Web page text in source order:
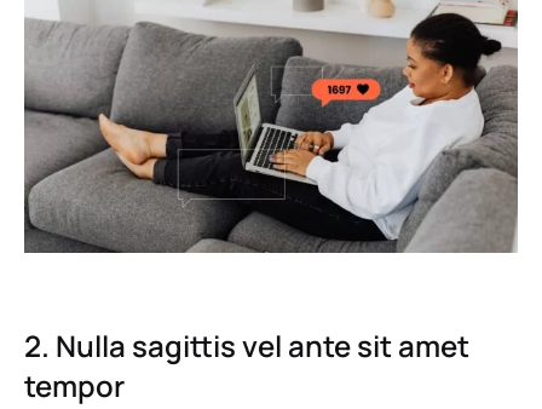
2. Nulla sagittis vel ante sit amet
tempor